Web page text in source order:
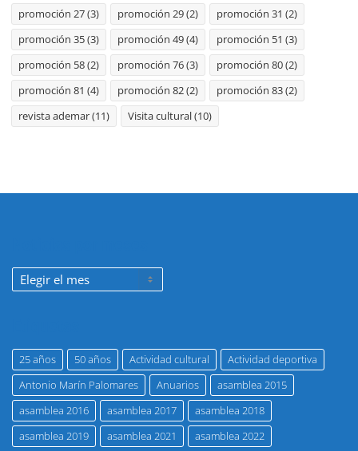
promoción 27(3) promoción 29(2) promoción 31 (2)
promoción 35(3) promoción 49(4) promoción 51 (3)
promoción 58(2) promoción 76(3) promoción 80(2)
promoción 81 (4) promoción 82(2) promoción 83(2)
revista ademar(11) Visita cultural(10)
Noticias
por
25 años 50 años Actividad cultural
Actividad deportiva
Antonio Marín Palomares
Anuarios
asamblea 2015
asamblea 2016
asamblea 2017
asamblea 2018
asamblea 2019
asamblea 2021 asamblea 2022